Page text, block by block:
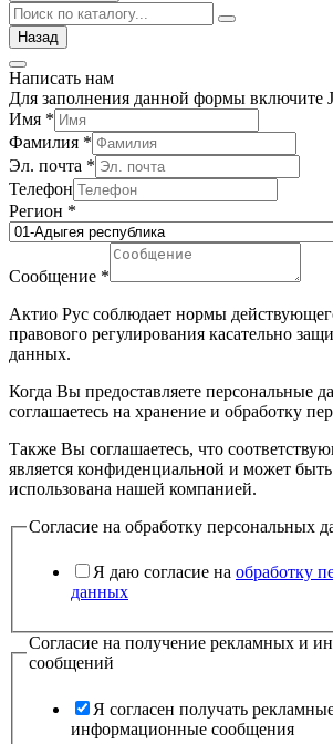
Назад
Написать нам
Для заполнения данной формы включите
Имя *
Фамилия *
Эл. почта *
Телефон
Регион *
Сообщение *
Актио Рус соблюдает нормы
правового регулирования касательно
данных.
Когда Вы предоставляете персональные
соглашаетесь на хранение и обработку
Также Вы соглашаетесь, что
является конфиденциальной и может
использована нашей компанией.
Согласие на обработку персональных
Я даю согласие на обработку
данных
Согласие на получение рекламных и
сообщений
Я согласен получать
информационные сообщения